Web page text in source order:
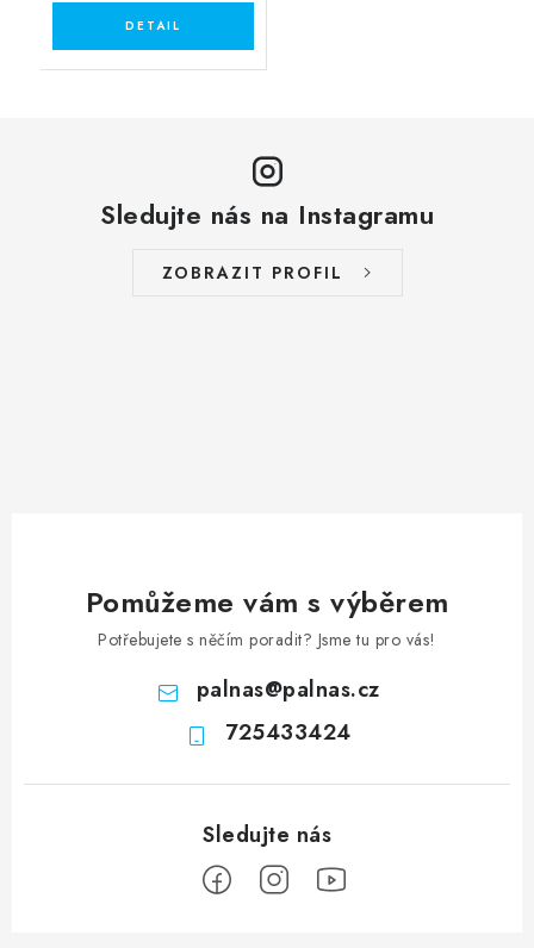
Sledujte nás na Instagramu
ZOBRAZIT PROFIL
Pomůžeme vám s výběrem
Potřebujete s něčím poradit? Jsme tu pro vás!
palnas@palnas.cz
725433424